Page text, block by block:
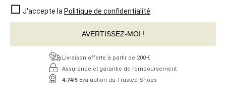
J'accepte la Politique de confidentialité
AVERTISSEZ-MOI !
Livraison offerte à partir de 200 €
Assurance et garantie de remboursement
4.74/5 Évaluation du Trusted Shops